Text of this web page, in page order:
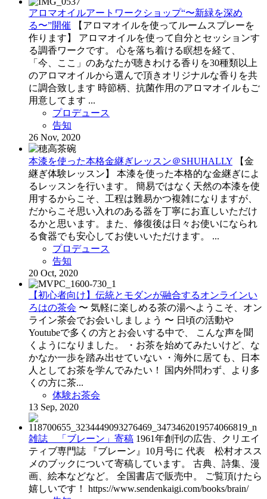
アロマオイルアートワークショップ“〜新緑を深め
る〜”開催
【アロマオイルを使ってルームスプレーを
作ります】 アロマオイルを使って自分とセッションす
る調香ワークです。 心を落ち着ける瞑想を経て、
「今、ここ」のあなたが聴きわける香りを30種類以上
のアロマオイルから選んで頂きオリジナルな香りを共
に調合致します 時節柄、抗菌作用のアロマオイルもご
用意してます ...
プロデュース
告知
26 Nov, 2020
本漆を使った本格金継ぎレッスン＠SHUHALLY
【金
継ぎ体験レッスン】 本漆を使った本格的な金継ぎによ
るレッスンを行います。 簡易ではなく天然の本漆を使
用するからこそ、工程は難易かつ複雑になりますが、
だからこそ思い入れのある器を丁寧にお直しいただけ
るかと思います。また、修復後は日々お使いになられ
る食器でも安心してお使いいただけます。 ...
プロデュース
告知
20 Oct, 2020
【初心者向け】伝統とモダンが融合するオンラインい
ろはの茶会 〜 気軽に楽しめる茶の湯へようこそ、オン
ライン茶会でお会いしましょう 〜 日頃の活動や
Youtubeで多くの方とお会いする中で、 こんな声を聞
くようになりました。 ・お茶を始めてみたいけど、な
かなか一歩を踏み出せていない ・海外に居ても、日本
人としてお茶を学んでみたい！ 国内外問わず、より多
くの方に茶...
体験お茶会
13 Sep, 2020
雑誌 「ブレーン」寄稿 1961年創刊の広告、クリエイ
ティブ専門誌 『ブレーン』10月号に 代表 松村オスス
メのブックについて寄稿しています。 古典、詩集、漫
画、絵本などなど。 全国書店で販売中。 ご覧頂けたら
嬉しいです！ https://www.sendenkaigi.com/books/brain/